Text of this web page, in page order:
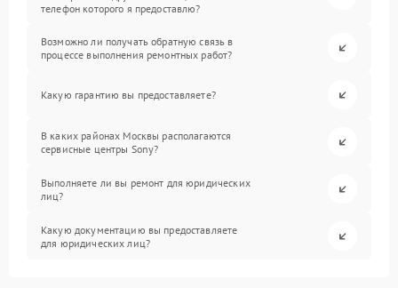
телефон которого я предоставлю?
Возможно ли получать обратную связь в
процессе выполнения ремонтных работ?
Какую гарантию вы предоставляете?
В каких районах Москвы располагаются
сервисные центры Sony?
Выполняете ли вы ремонт для юридических
лиц?
Какую документацию вы предоставляете
для юридических лиц?